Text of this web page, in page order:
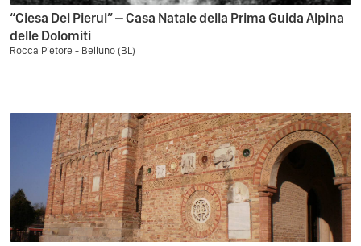
“Ciesa Del Pierul” – Casa Natale della Prima Guida Alpina
delle Dolomiti
Rocca Pietore - Belluno (BL)